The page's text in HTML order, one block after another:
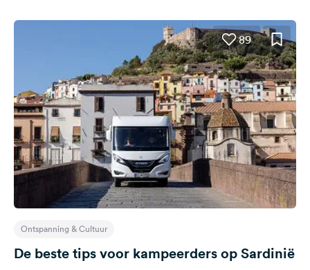
89
Ontspanning & Cultuur
De beste tips voor kampeerders op Sardinië